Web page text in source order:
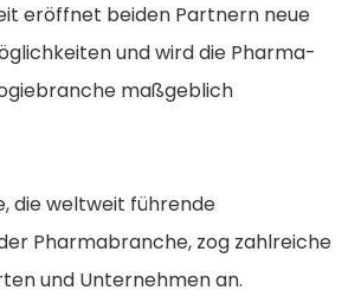
eröffnet beiden Partnern neue
und wird die Pharma-
maßgeblich
die weltweit führende
Pharmabranche, zog zahlreiche
und Unternehmen an.